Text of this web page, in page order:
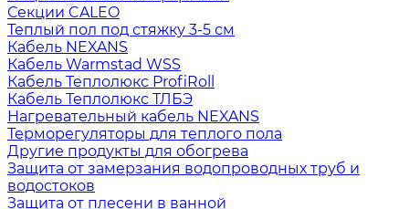
Секции CALEO
Теплый пол под стяжку 3-5 см
Кабель NEXANS
Кабель Warmstad WSS
Кабель Теплолюкс ProfiRoll
Кабель Теплолюкс ТЛБЭ
Нагревательный кабель NEXANS
Терморегуляторы для теплого пола
Другие продукты для обогрева
Защита от замерзания водопроводных труб и
водостоков
Защита от плесени в ванной